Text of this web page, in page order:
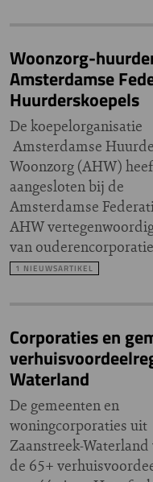
Woonzorg-
Amsterdamse
Huurderskoepels
De koepelorganisatie
Amsterdamse
Woonzorg (AHW)
aangesloten bij de
Amsterdamse
AHW
van
1 NIEUWSARTIKEL
Corporaties en
Waterland
De gemeenten en
woningcorporaties uit
Zaanstreek-
de 65+